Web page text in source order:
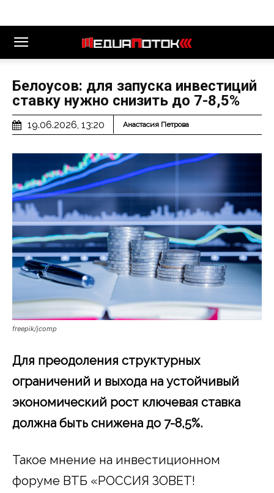
Белоусов: для запуска инвестиций
ставку нужно снизить до 7-8,5%
19.06.2026, 13:20 Анастасия Петрова
freepik/jcomp
Для преодоления структурных
ограничений и выхода на устойчивый
экономический рост ключевая ставка
должна быть снижена до 7-8,5%.
Такое мнение на инвестиционном
форуме ВТБ «РОССИЯ ЗОВЕТ!